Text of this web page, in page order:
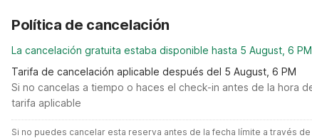
Política de cancelación
La cancelación gratuita estaba disponible hasta 5 August, 6 PM
Tarifa de cancelación aplicable después del 5 August, 6 PM
Si no cancelas a tiempo o haces el check-in antes de la hora
tarifa aplicable
Si no puedes cancelar esta reserva antes de la fecha límite a través